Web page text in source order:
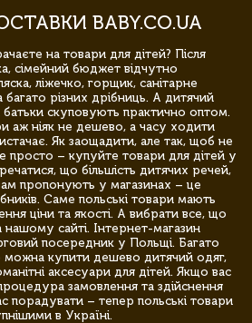
BABY.CO.UA
на товари для дітей? Після
сімейний бюджет відчутно
ліжечко, горщик, санітарне
різних дрібниць. А дитячий
батьки скуповують практично оптом.
аж ніяк не дешево, а часу ходити
Як заощадити, але так, щоб не
просто – купуйте товари для дітей у
що більшість дитячих речей,
пропонують у магазинах – це
Саме польські товари мають
ціни та якості. А вибрати все, що
сайті. Інтернет-магазин
посередник у Польщі. Багато
можна купити дешево дитячий одяг,
аксесуари для дітей. Якщо вас
замовлення та здійснення
порадувати – тепер польські товари
в Україні.